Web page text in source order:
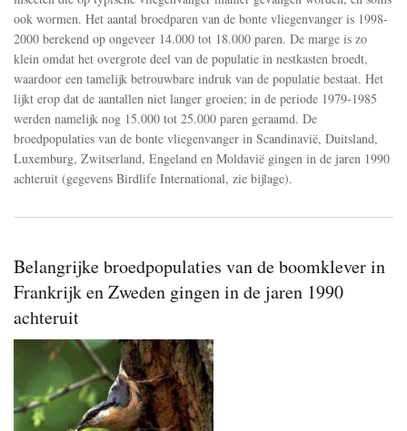
en
West-
Europa
gingen
in
de
1990
achteruit
ook wormen. Het aantal broedparen van de bonte vliegenvanger is 1998-
2000 berekend op ongeveer 14.000 tot 18.000 paren. De marge is zo
klein omdat het overgrote deel van de populatie in nestkasten broedt,
waardoor een tamelijk betrouwbare indruk van de populatie bestaat. Het
lijkt erop dat de aantallen niet langer groeien; in de periode 1979-1985
werden namelijk nog 15.000 tot 25.000 paren geraamd. De
broedpopulaties van de bonte vliegenvanger in Scandinavië, Duitsland,
Luxemburg, Zwitserland, Engeland en Moldavië gingen in de jaren 1990
achteruit (gegevens Birdlife International, zie bijlage).
Belangrijke broedpopulaties van de boomklever in
Frankrijk en Zweden gingen in de jaren 1990
achteruit